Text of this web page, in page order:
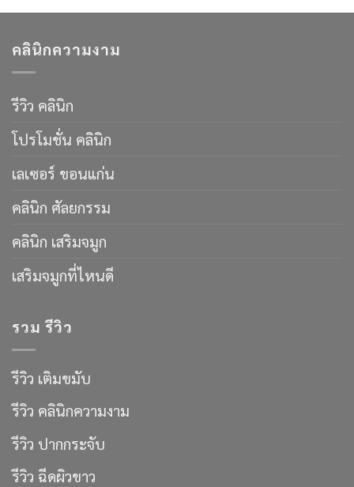
คลินิกความงาม
รีวิว คลินิก
โปรโมชั่น คลินิก
เลเซอร์ ขอนแก่น
คลินิก ศัลยกรรม
คลินิก เสริมจมูก
เสริมจมูกที่ไหนดี
รวม รีวิว
รีวิว เติมขมับ
รีวิว คลินิกความงาม
รีวิว ปากกระจับ
รีวิว ฉีดผิวขาว